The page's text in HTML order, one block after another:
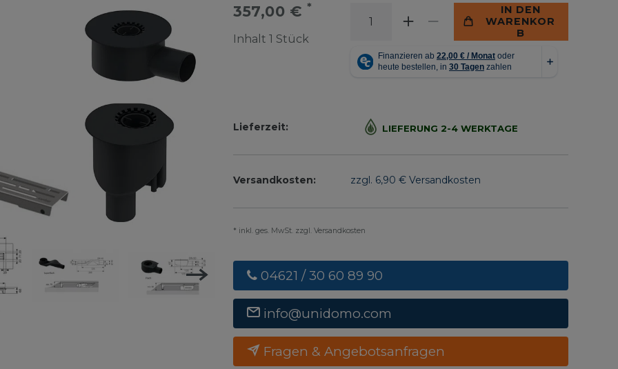
357,00 € *
Inhalt 1 Stück
IN DEN
WARENKOR
B
Lieferzeit: LIEFERUNG 2-4 WERKTAGE
Versandkosten: zzgl. 6,90 € Versandkosten
* inkl. ges. MwSt. zzgl. Versandkosten
04621 / 30 60 89 90
info@unidomo.com
Fragen & Angebotsanfragen